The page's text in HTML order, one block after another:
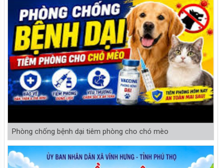
Phòng chống bệnh dại tiêm phòng cho chó mèo